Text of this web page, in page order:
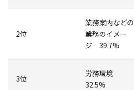
2位
業務案内などの
業務のイメー
ジ 39.7%
3位
労務環境
32.5%